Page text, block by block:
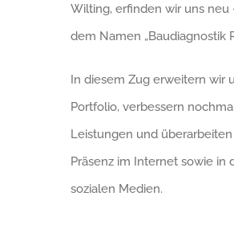
Wilting, erfinden wir uns neu
dem Namen „Baudiagnostik
In diesem Zug erweitern wir
Portfolio, verbessern
Leistungen und
Präsenz im Internet sowie in
sozialen Medien.